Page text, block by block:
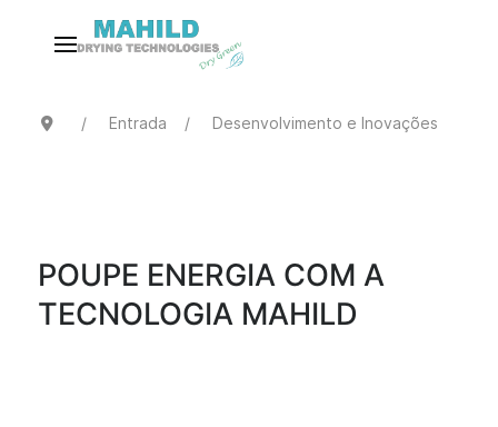
Entrada Desenvolvimento e Inovações
POUPE ENERGIA COM A
TECNOLOGIA MAHILD